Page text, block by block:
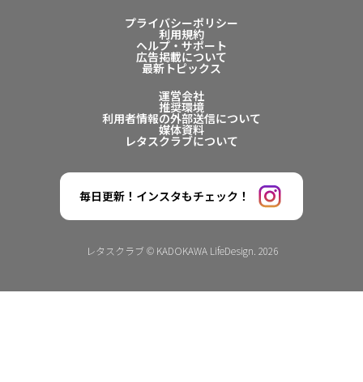
プライバシーポリシー
利用規約
ヘルプ・サポート
広告掲載について
最新トピックス
運営会社
推奨環境
利用者情報の外部送信について
媒体資料
レタスクラブについて
毎日更新！インスタもチェック！
レタスクラブ © KADOKAWA LifeDesign. 2026